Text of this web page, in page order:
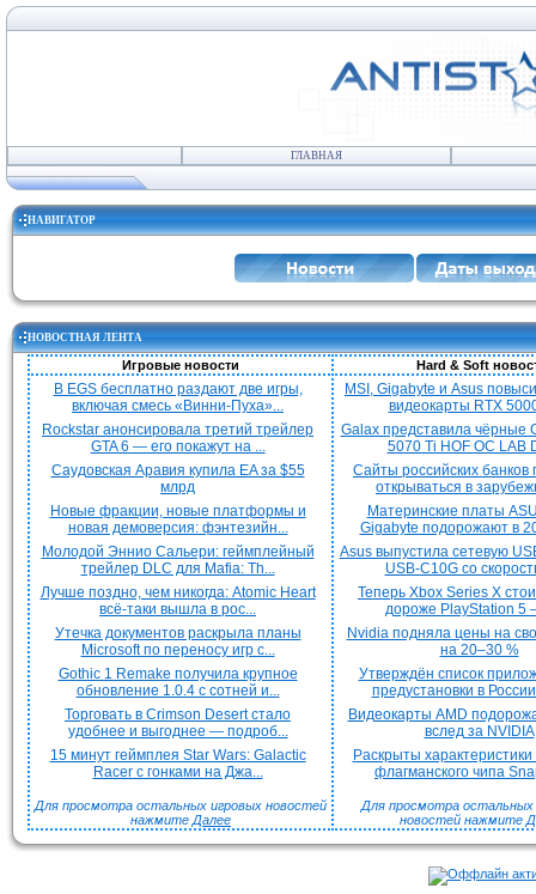
ГЛАВНАЯ
НАВИГАТОР
НОВОСТНАЯ ЛЕНТА
Игровые новости Hard & Soft
В EGS бесплатно раздают две игры,
включая смесь «Винни-Пуха»...
Rockstar анонсировала третий трейлер
GTA 6 — его покажут на ...
Саудовская Аравия купила EA за $55
млрд
Новые фракции, новые платформы и
новая демоверсия: фэнтезийн...
Молодой Эннио Сальери: геймплейный
трейлер DLC для Mafia: Th...
Лучше поздно, чем никогда: Atomic Heart
всё-таки вышла в рос...
Утечка документов раскрыла планы
Microsoft по переносу игр с...
Gothic 1 Remake получила крупное
обновление 1.0.4 с сотней и...
Торговать в Crimson Desert стало
удобнее и выгоднее — подроб...
15 минут геймплея Star Wars: Galactic
Racer с гонками на Джа...
Для просмотра остальных игровых новостей
нажмите Далее
MSI, Gigabyte и Asus
видеокарты RTX
Galax представила чёрные
5070 Ti HOF OC LAB
Сайты российских банков
открываться в
Материнские платы
Gigabyte подорожают в
Asus выпустила сетевую
USB-C10G со
Теперь Xbox Series X
дороже PlayStation 5
Nvidia подняла цены на
на 20–30 %
Утверждён список
предустановки в
Видеокарты AMD
вслед за NVIDIA
Раскрыты характеристики
флагманского чипа
Для просмотра остальных
новостей нажмите